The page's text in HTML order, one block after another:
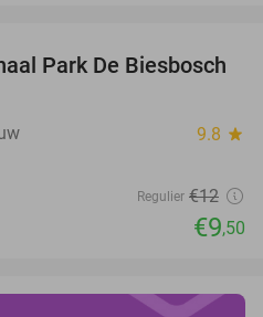
21%
Park De Biesbosch
9.8 star
Regulier €12
€9,50